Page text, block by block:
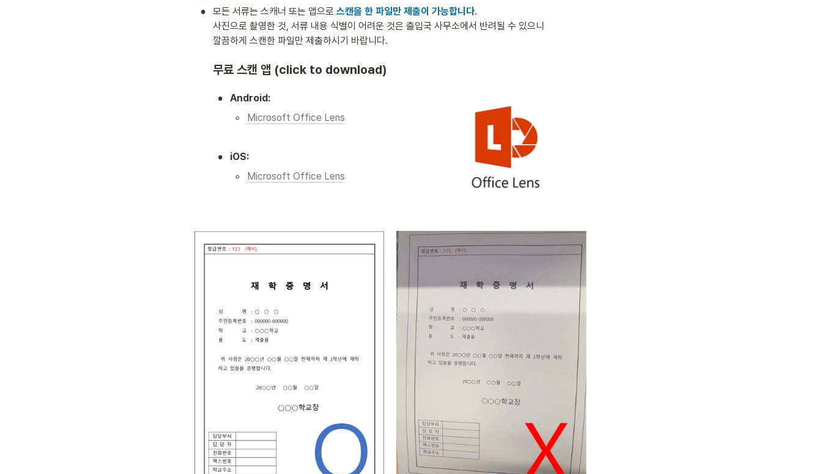
• 모든 서류는 스캐너 또는 앱으로 스캔을 한 파일만 제출이 가능합니다.
사진으로 촬영한 것, 서류 내용 식별이 어려운 것은 출입국 사무소에서 반려될 수 있으니
깔끔하게 스캔한 파일만 제출하시기 바랍니다.
무료 스캔 앱 (click to download)
• Android:
◦ Microsoft Office Lens
• iOS:
◦ Microsoft Office Lens